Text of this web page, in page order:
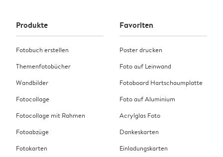
Produkte
Fotobuch erstellen
Themenfotobücher
Wandbilder
Fotocollage
Fotocollage mit Rahmen
Fotoabzüge
Fotokarten
Favoriten
Poster drucken
Foto auf Leinwand
Fotoboard Hartschaumplatte
Foto auf Aluminium
Acrylglas Foto
Dankeskarten
Einladungskarten